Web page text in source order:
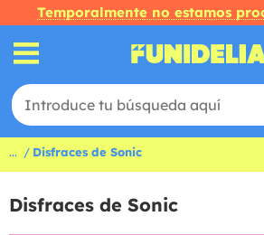
Temporalmente no estamos
... Disfraces de Sonic
Disfraces de Sonic